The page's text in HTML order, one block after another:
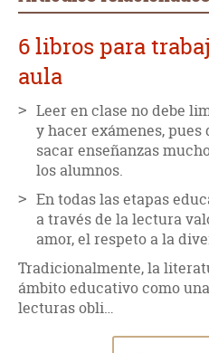
6 libros para
aula
Leer en clase no debe
y hacer exámenes,
sacar enseñanzas
los alumnos.
En todas las etapas
a través de la lectura
amor, el respeto a la
Tradicionalmente, la
ámbito educativo como
lecturas obli…